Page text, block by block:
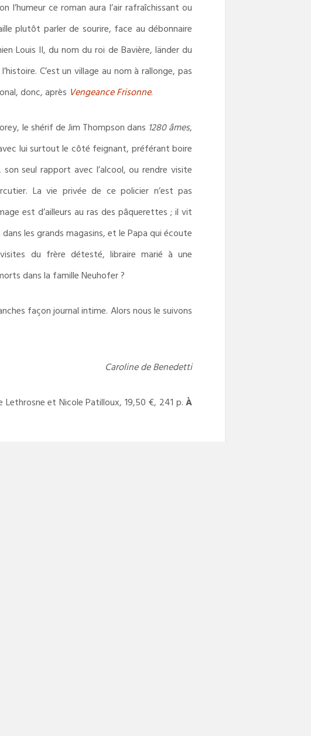
l’humeur ce roman aura l’air rafraîchissant ou
plutôt parler de sourire, face au débonnaire
Louis II, du nom du roi de Bavière, länder du
C’est un village au nom à rallonge, pas
donc, après Vengeance Frisonne.
le shérif de Jim Thompson dans 1280 âmes,
lui surtout le côté feignant, préférant boire
seul rapport avec l’alcool, ou rendre visite
La vie privée de ce policier n’est pas
est d’ailleurs au ras des pâquerettes ; il vit
les grands magasins, et le Papa qui écoute
du frère détesté, libraire marié à une
dans la famille Neuhofer ?
façon journal intime. Alors nous le suivons
Caroline de Benedetti
Lethrosne et Nicole Patilloux, 19,50 €, 241 p.À